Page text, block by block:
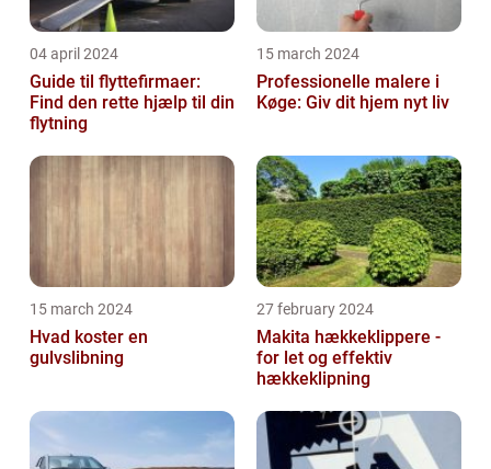
04 april 2024
Guide til flyttefirmaer:
Find den rette hjælp til din
flytning
15 march 2024
Professionelle malere i
Køge: Giv dit hjem nyt liv
15 march 2024
Hvad koster en
gulvslibning
27 february 2024
Makita hækkeklippere -
for let og effektiv
hækkeklipning